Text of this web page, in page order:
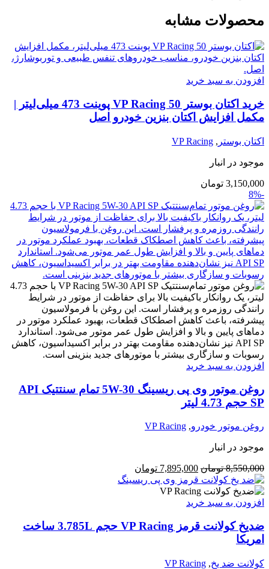
محصولات مشابه
افزودن به سبد خرید
خرید اکتان بوستر VP Racing 50 پوینت 473 میلی‌لیتر |
مکمل افزایش اکتان بنزین خودرو اصل
اکتان بوستر ,
VP Racing
موجود در انبار
3,150,000 تومان
-8%
افزودن به سبد خرید
روغن موتور وی پی ریسینگ 5W-30 تمام سنتتیک API
SP حجم 4.73 لیتر
روغن موتور خودرو,
VP Racing
موجود در انبار
8,550,000 تومان قیمت
اصلی:
8,550,000 تومان
بود.
7,895,000 تومان
فعلی:
افزودن به سبد خرید
ضدیخ کولانت قرمز VP Racing حجم 3.785L ساخت
امریکا
کولانت ضد یخ,
VP Racing